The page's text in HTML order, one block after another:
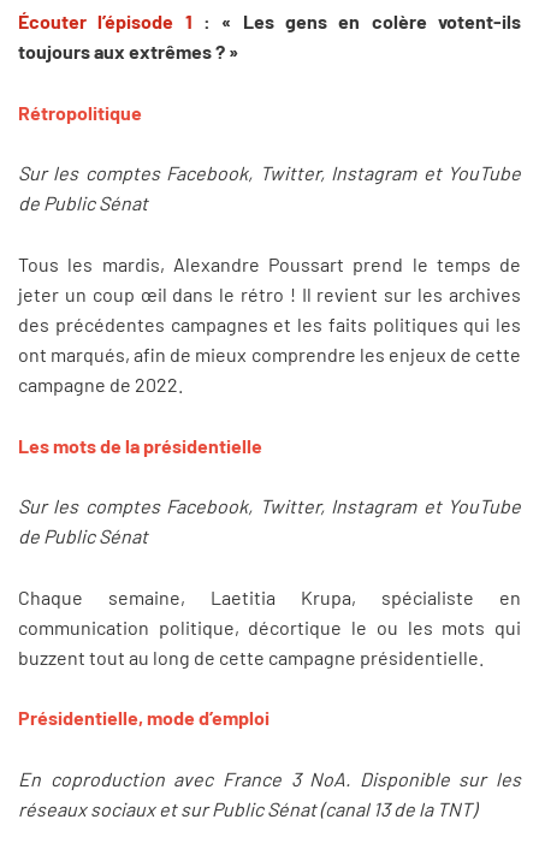
Écouter l’épisode 1 : « Les gens en colère votent-ils
toujours aux extrêmes ? »
Rétropolitique
Sur les comptes Facebook, Twitter, Instagram et YouTube
de Public Sénat
Tous les mardis, Alexandre Poussart prend le temps de
jeter un coup œil dans le rétro ! Il revient sur les archives
des précédentes campagnes et les faits politiques qui les
ont marqués, afin de mieux comprendre les enjeux de cette
campagne de 2022.
Les mots de la présidentielle
Sur les comptes Facebook, Twitter, Instagram et YouTube
de Public Sénat
Chaque semaine, Laetitia Krupa, spécialiste en
communication politique, décortique le ou les mots qui
buzzent tout au long de cette campagne présidentielle.
Présidentielle, mode d’emploi
En coproduction avec France 3 NoA. Disponible sur les
réseaux sociaux et sur Public Sénat (canal 13 de la TNT)